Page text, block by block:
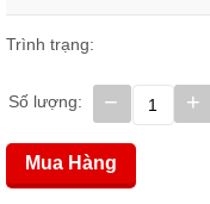
Trình trạng:
Số lượng: +
−
Mua Hàng